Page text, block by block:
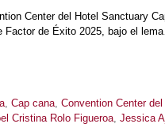
Center del Hotel Sanctuary
Factor de Éxito 2025, bajo el
, Cap cana, Convention Center
Cristina Rolo Figueroa, Jessica